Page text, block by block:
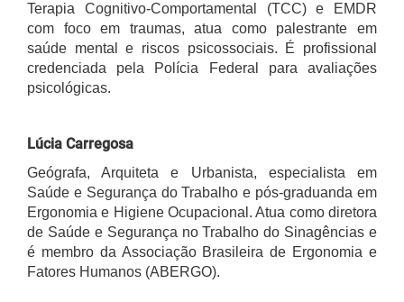
Terapia Cognitivo-Comportamental (TCC) e EMDR
com foco em traumas, atua como palestrante em
saúde mental e riscos psicossociais. É profissional
credenciada pela Polícia Federal para avaliações
psicológicas.
Lúcia Carregosa
Geógrafa, Arquiteta e Urbanista, especialista em
Saúde e Segurança do Trabalho e pós-graduanda em
Ergonomia e Higiene Ocupacional. Atua como diretora
de Saúde e Segurança no Trabalho do Sinagências e
é membro da Associação Brasileira de Ergonomia e
Fatores Humanos (ABERGO).